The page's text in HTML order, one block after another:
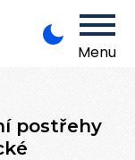
Menu
postřehy